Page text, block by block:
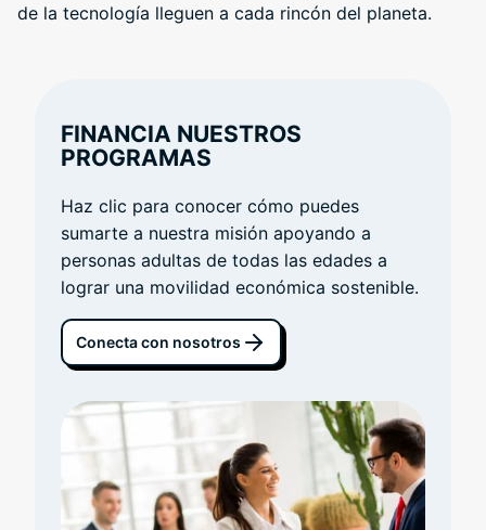
de la tecnología lleguen a cada rincón del planeta.
FINANCIA NUESTROS
PROGRAMAS
Haz clic para conocer cómo puedes
sumarte a nuestra misión apoyando a
personas adultas de todas las edades a
lograr una movilidad económica sostenible.
Conecta con nosotros